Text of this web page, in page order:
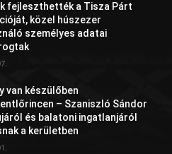
fejleszthették a Tisza Párt
közel húszezer
személyes adatai
van készülőben
– Szaniszló Sándor
és balatoni ingatlanjáról
a kerületben